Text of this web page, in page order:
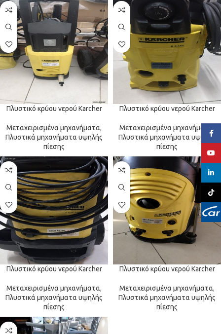
Πλυστικό κρύου νερού Karcher
Μεταχειρισμένα μηχανήματα,
Πλυστικά μηχανήματα υψηλής
πίεσης
Πλυστικό κρύου νερού Karcher
Μεταχειρισμένα μηχανήματα
Πλυστικά μηχανήματα υψηλής
πίεσης
Πλυστικό κρύου νερού Karcher
Μεταχειρισμένα μηχανήματα,
Πλυστικά μηχανήματα υψηλής
πίεσης
Πλυστικό κρύου νερού Karcher
Μεταχειρισμένα μηχανήματα,
Πλυστικά μηχανήματα υψηλής
πίεσης